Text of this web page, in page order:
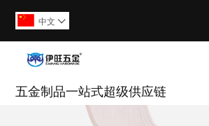
中文 
五金制品一站式超级供应链